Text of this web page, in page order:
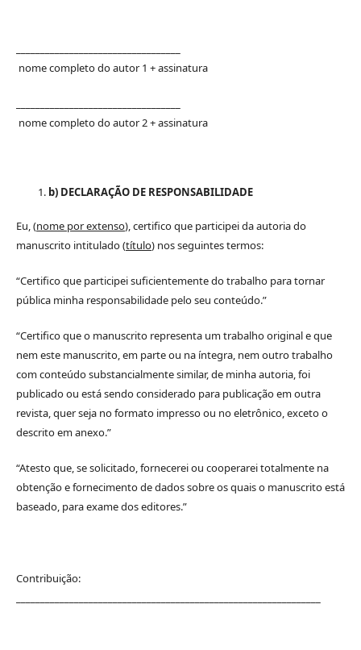
nome completo do autor 1 + assinatura
nome completo do autor 2 + assinatura
b) DECLARAÇÃO DE RESPONSABILIDADE
Eu, (nome por extenso), certifico que participei da autoria do
manuscrito intitulado (título) nos seguintes termos:
“Certifico que participei suficientemente do trabalho para tornar
pública minha responsabilidade pelo seu conteúdo.”
“Certifico que o manuscrito representa um trabalho original e que
nem este manuscrito, em parte ou na íntegra, nem outro trabalho
com conteúdo substancialmente similar, de minha autoria, foi
publicado ou está sendo considerado para publicação em outra
revista, quer seja no formato impresso ou no eletrônico, exceto o
descrito em anexo.”
“Atesto que, se solicitado, fornecerei ou cooperarei totalmente na
obtenção e fornecimento de dados sobre os quais o manuscrito está
baseado, para exame dos editores.”
Contribuição: